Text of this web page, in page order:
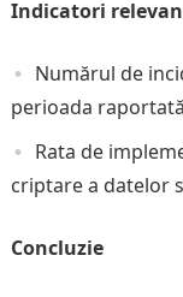
Indicatori
Numărul de
perioada
Rata de
criptare a datelor
Concluzie